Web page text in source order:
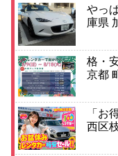
やっ
庫県
格・
京都
「お
西区